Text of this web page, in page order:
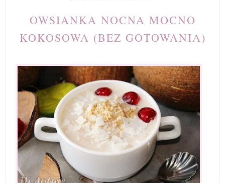
OWSIANKA NOCNA MOCNO
KOKOSOWA (BEZ GOTOWANIA)